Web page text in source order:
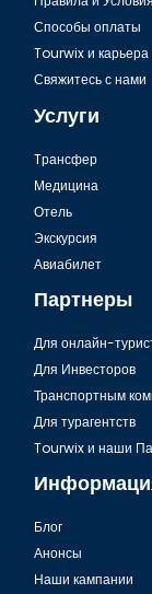
Способы оплаты
Tourwix и карьера
Свяжитесь с нами
Услуги
Tрансфер
Медицина
Отель
Экскурсия
Авиабилет
Партнеры
Для онлайн-
Для Инвесторов
Транспортным
Для турагентств
Tourwix и наши
Блог
Анонсы
Наши кампании